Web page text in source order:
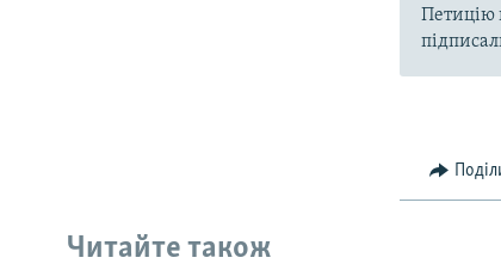
Петицію
Читайте також